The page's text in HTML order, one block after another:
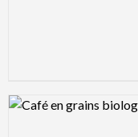
Logo Preview Image